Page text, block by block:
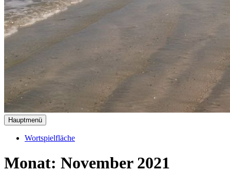
Hauptmenü
Wortspielfläche
Monat: November 2021